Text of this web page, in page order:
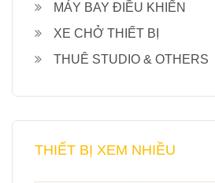
MÁY BAY ĐIỀU KHIỂN
XE CHỞ THIẾT BỊ
THUÊ STUDIO & OTHERS
THIẾT BỊ XEM NHIỀU